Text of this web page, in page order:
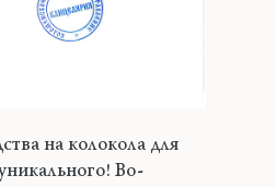
на колокола для
Во-